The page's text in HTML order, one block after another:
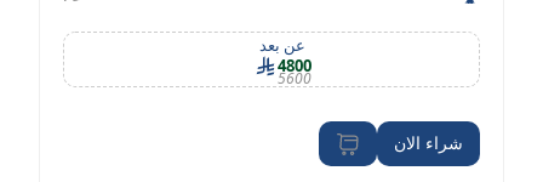
عن بعد
4800
5600
شراء الان